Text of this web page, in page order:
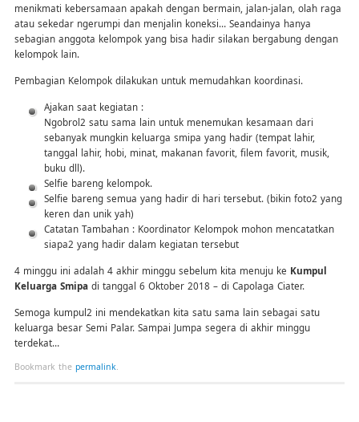
menikmati kebersamaan apakah dengan bermain, jalan-jalan, olah raga
atau sekedar ngerumpi dan menjalin koneksi… Seandainya hanya
sebagian anggota kelompok yang bisa hadir silakan bergabung dengan
kelompok lain.
Pembagian Kelompok dilakukan untuk memudahkan koordinasi.
Ajakan saat kegiatan :
Ngobrol2 satu sama lain untuk menemukan kesamaan dari
sebanyak mungkin keluarga smipa yang hadir (tempat lahir,
tanggal lahir, hobi, minat, makanan favorit, filem favorit, musik,
buku dll).
Selfie bareng kelompok.
Selfie bareng semua yang hadir di hari tersebut. (bikin foto2 yang
keren dan unik yah)
Catatan Tambahan : Koordinator Kelompok mohon mencatatkan
siapa2 yang hadir dalam kegiatan tersebut
4 minggu ini adalah 4 akhir minggu sebelum kita menuju ke Kumpul
Keluarga Smipadi tanggal 6 Oktober 2018 – di Capolaga Ciater.
Semoga kumpul2 ini mendekatkan kita satu sama lain sebagai satu
keluarga besar Semi Palar. Sampai Jumpa segera di akhir minggu
terdekat…
Bookmark the permalink